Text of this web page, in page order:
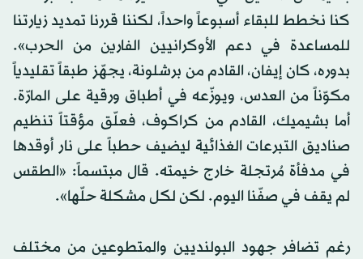
كنا نخطط للبقاء أسبوعاً واحداً، لكننا قررنا تمديد زيارتنا
للمساعدة في دعم الأوكرانيين الفارين من الحرب».
بدوره، كان إيفان، القادم من برشلونة، يجهّز طبقاً تقليدياً
مكوّناً من العدس، ويوزّعه في أطباق ورقية على المارّة.
أما بشيميك، القادم من كراكوف، فعلّق مؤقتاً تنظيم
صناديق التبرعات الغذائية ليضيف حطباً على نار أوقدها
في مدفأة مُرتجلة خارج خيمته. قال مبتسماً: «الطقس
لم يقف في صفّنا اليوم. لكن لكل مشكلة حلّها».
رغم تضافر جهود البولنديين والمتطوعين من مختلف